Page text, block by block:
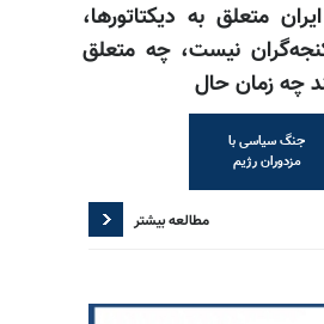
ایران متعلق به دیکتاتورها،
نیست، چه متعلق
چه زمان حال
جنگ سیاسی با
مزدوران رژیم
مطالعه بیشتر